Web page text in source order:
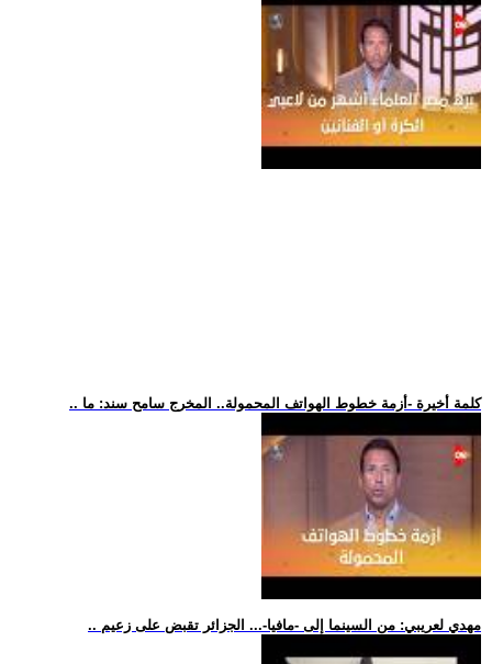
.. كلمة أخيرة -أزمة خطوط الهواتف المحمولة.. المخرج سامح سند: ما
.. مهدي لعريبي: من السينما إلى -مافيا-... الجزائر تقبض على زعيم